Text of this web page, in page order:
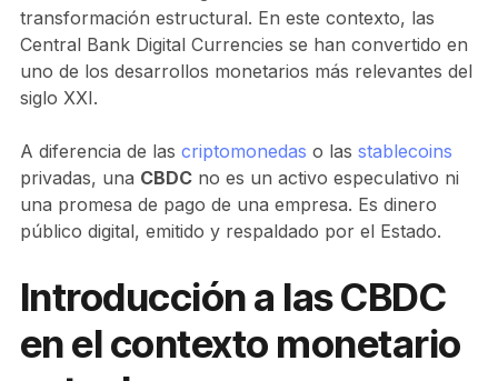
transformación estructural. En este contexto, las
Central Bank Digital Currencies se han convertido en
uno de los desarrollos monetarios más relevantes del
siglo XXI.
A diferencia de las criptomonedas o las stablecoins
privadas, una CBDCno es un activo especulativo ni
una promesa de pago de una empresa. Es dinero
público digital, emitido y respaldado por el Estado.
Introducción a las CBDC
en el contexto monetario